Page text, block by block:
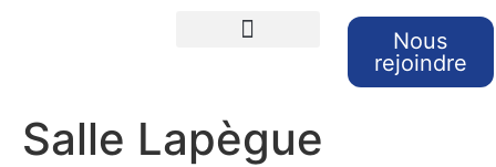
Nous
rejoindre
Salle Lapègue